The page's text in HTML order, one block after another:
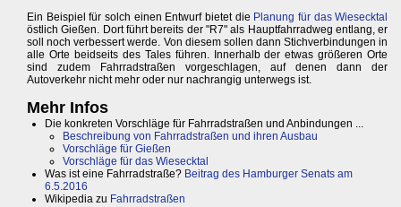
Ein Beispiel für solch einen Entwurf bietet die Planung für das Wiesecktal
östlich Gießen. Dort führt bereits der "R7" als Hauptfahrradweg entlang, er
soll noch verbessert werde. Von diesem sollen dann Stichverbindungen in
alle Orte beidseits des Tales führen. Innerhalb der etwas größeren Orte
sind zudem Fahrradstraßen vorgeschlagen, auf denen dann der
Autoverkehr nicht mehr oder nur nachrangig unterwegs ist.
Mehr Infos
Die konkreten Vorschläge für Fahrradstraßen und Anbindungen ...
Beschreibung von Fahrradstraßen und ihren Ausbau
Vorschläge für Gießen
Vorschläge für das Wiesecktal
Was ist eine Fahrradstraße? Beitrag des Hamburger Senats am
6.5.2016
Wikipedia zu Fahrradstraßen